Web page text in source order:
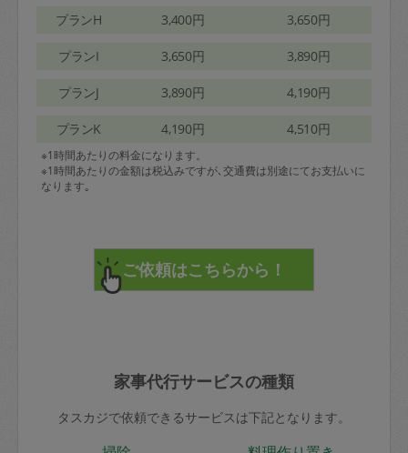
プランH 3,400円 3,650円
プランI 3,650円 3,890円
プランJ 3,890円 4,190円
プランK 4,190円 4,510円
※1時間あたりの料金になります。
※1時間あたりの金額は税込みですが､交通費は別途にてお支払いに
なります｡
家事代行サービスの種類
タスカジで依頼できるサービスは下記となります。